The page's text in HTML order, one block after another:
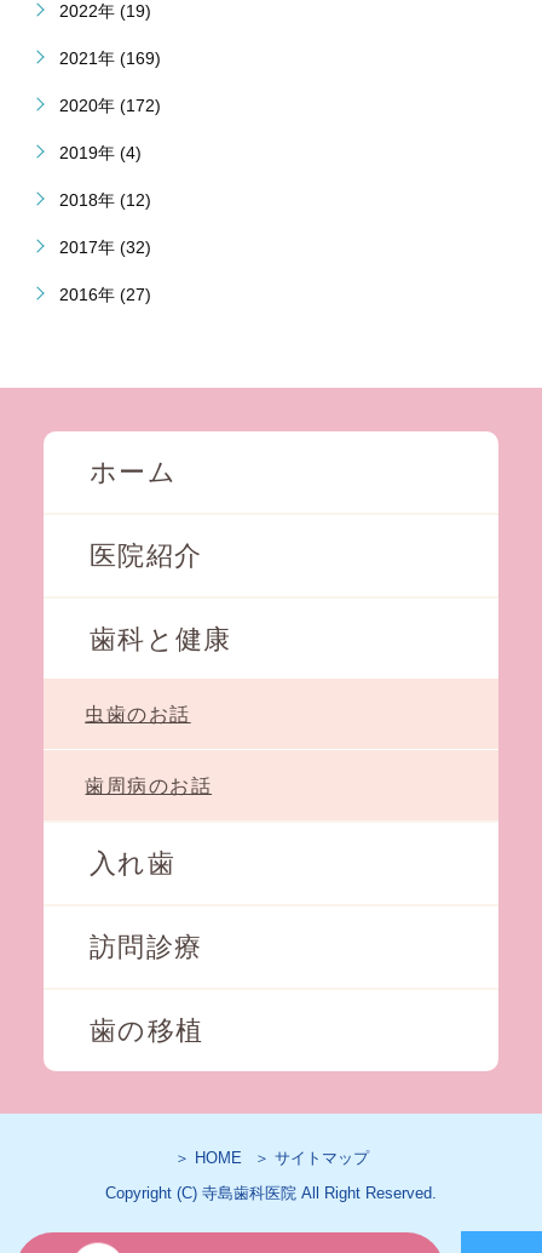
2022年 (19)
2021年 (169)
2020年 (172)
2019年 (4)
2018年 (12)
2017年 (32)
2016年 (27)
ホーム
医院紹介
歯科と健康
虫歯のお話
歯周病のお話
入れ歯
訪問診療
歯の移植
＞ HOME
＞ サイトマップ
Copyright (C) 寺島歯科医院 All Right Reserved.